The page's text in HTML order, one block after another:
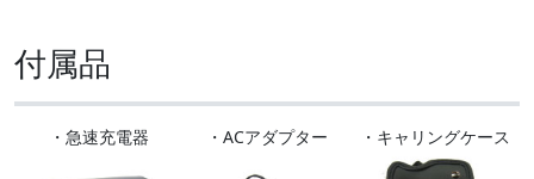
付属品
・急速充電器 ・ACアダプター ・キャリングケース